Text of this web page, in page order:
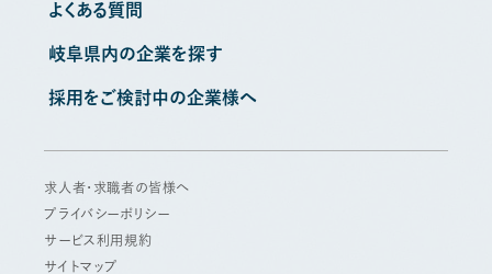
よくある質問
岐阜県内の企業を探す
採用をご検討中の企業様へ
求人者・求職者の皆様へ
プライバシーポリシー
サービス利用規約
サイトマップ